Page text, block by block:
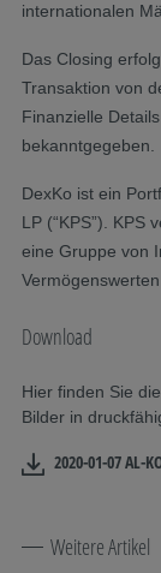
internationalen
Das Closing
Transaktion von
Finanzielle
bekanntgegeben.
DexKo ist ein
LP (“KPS”). KPS
eine Gruppe von
Download
Hier finden Sie
Bilder in
2020-01-07 AL-
Weitere Artikel